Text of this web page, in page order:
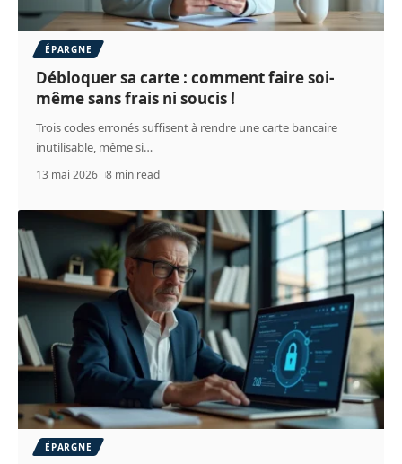
ÉPARGNE
Débloquer sa carte : comment faire soi-
même sans frais ni soucis !
Trois codes erronés suffisent à rendre une carte bancaire
inutilisable, même si…
13 mai 2026 8 min read
ÉPARGNE